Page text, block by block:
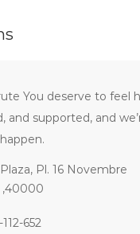
You deserve to feel
and supported, and
Pl. 16 Novembre
,40000
652